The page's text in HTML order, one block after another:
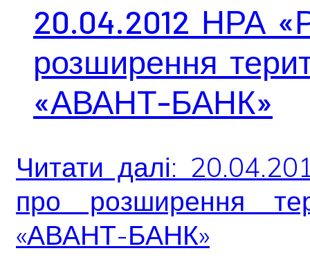
20.04.2012 НРА
розширення
«АВАНТ-БАНК»
Читати далі:
про розширення
«АВАНТ-БАНК»